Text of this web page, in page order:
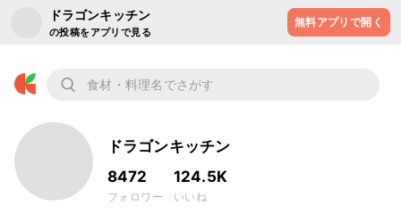
ドラゴンキッチン
の投稿をアプリで見る
無料アプリで開く
ドラゴンキッチン
8472
フォロワー
124.5K
いいね